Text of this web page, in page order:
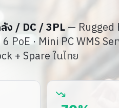
ง / DC / 3PL— Rugged
PoE · Mini PC WMS
+ Spare ในไทย